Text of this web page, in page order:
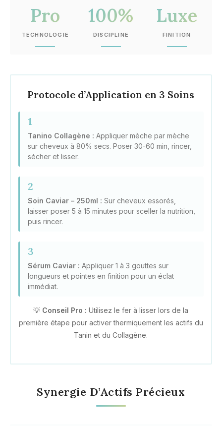
Pro
TECHNOLOGIE
100%
DISCIPLINE
Luxe
FINITION
Protocole d’Application en 3 Soins
1
Tanino Collagène : Appliquer mèche par mèche
sur cheveux à 80% secs. Poser 30-60 min, rincer,
sécher et lisser.
2
Soin Caviar – 250ml : Sur cheveux essorés,
laisser poser 5 à 15 minutes pour sceller la nutrition,
puis rincer.
3
Sérum Caviar : Appliquer 1 à 3 gouttes sur
longueurs et pointes en finition pour un éclat
immédiat.
💡 Conseil Pro : Utilisez le fer à lisser lors de la
première étape pour activer thermiquement les actifs du
Tanin et du Collagène.
Synergie D’Actifs Précieux